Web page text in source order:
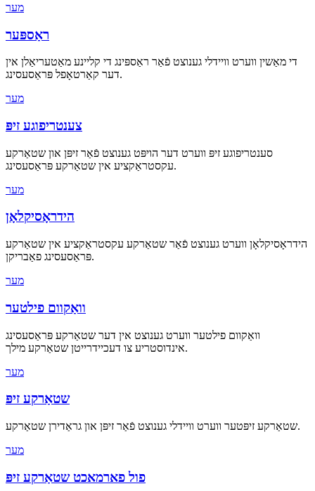
מער
ראַספּער
די מאַשין ווערט וויידלי גענוצט פֿאַר ראַספּינג די קליינע מאַטעריאַלן אין
דער קאַרטאָפל פּראַסעסינג.
מער
צענטריפוגע זיפּ
סענטריפוגע זיפּ ווערט דער הויפּט גענוצט פֿאַר זיפּן און שטאַרקע
עקסטראַקציע אין שטאַרקע פּראַסעסינג.
מער
הידראָסיקלאָן
הידראָסיקלאָן ווערט גענוצט פֿאַר שטאַרקע עקסטראַקציע אין שטאַרקע
פּראַסעסינג פאַבריקן.
מער
וואַקוום פילטער
וואַקוום פילטער ווערט גענוצט אין דער שטאַרקע פּראַסעסינג
אינדוסטריע צו דעכיידרייטן שטאַרקע מילך.
מער
שטאַרקע זיפּ
שטאַרקע זיפּטער ווערט וויידלי גענוצט פֿאַר זיפּן און גראַדירן שטאַרקע.
מער
פול פארמאכט שטאַרקע זיפּ